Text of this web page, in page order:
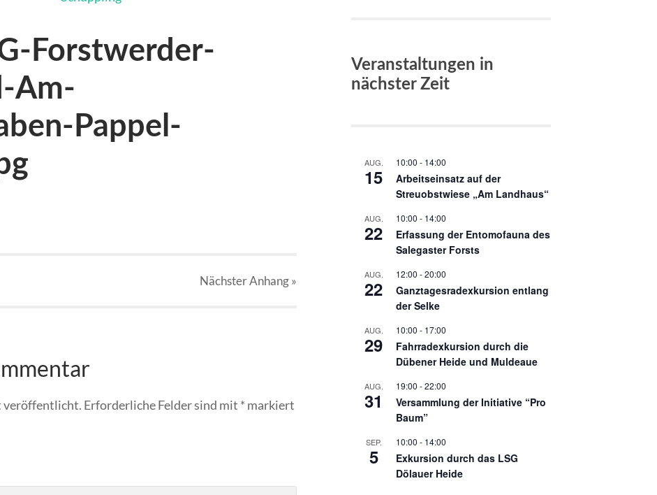
Forstwerder-
Am-
Pappel-
NächsterAnhang»
veröffentlicht. Erforderliche Felder sind mit * markiert
Veranstaltungen in
nächster Zeit
AUG.
15
10:00 - 14:00
Arbeitseinsatz auf der
Streuobstwiese „Am Landhaus“
AUG.
22
10:00 - 14:00
Erfassung der Entomofauna des
Salegaster Forsts
AUG.
22
12:00 -20:00
Ganztagesradexkursion entlang
der Selke
AUG.
29
10:00 - 17:00
Fahrradexkursion durch die
Dübener Heide und Muldeaue
AUG.
31
19:00 -22:00
Versammlung der Initiative “Pro
Baum”
SEP.
5
10:00 - 14:00
Exkursion durch das LSG
Dölauer Heide